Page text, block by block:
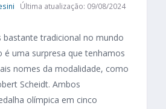
Última atualização: 09/08/2024
bastante tradicional no mundo
é uma surpresa que tenhamos
nomes da modalidade, como
Scheidt. Ambos
olímpica em cinco